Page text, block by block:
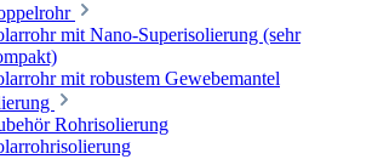
mit Nano-Superisolierung (sehr
mit robustem Gewebemantel
Rohrisolierung